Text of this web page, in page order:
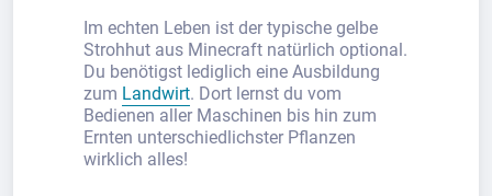
Im echten Leben ist der typische gelbe
Strohhut aus Minecraft natürlich optional.
Du benötigst lediglich eine Ausbildung
zum Landwirt. Dort lernst du vom
Bedienen aller Maschinen bis hin zum
Ernten unterschiedlichster Pflanzen
wirklich alles!